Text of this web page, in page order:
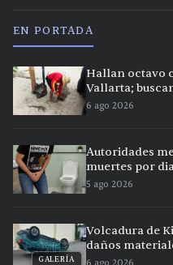
EN PORTADA
Hallan octavo
Vallarta;
6 ago 2026
Autoridades
muertes por
5 ago 2026
GALERÍA
Volcadura de
daños